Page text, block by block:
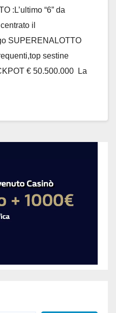
:L’ultimo “6” da
il
SUPERENALOTTO
sestine
€ 50.500.000 La